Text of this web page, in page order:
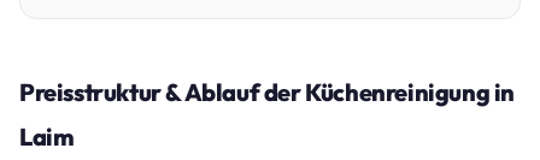
Preisstruktur & Ablauf der Küchenreinigung in
Laim